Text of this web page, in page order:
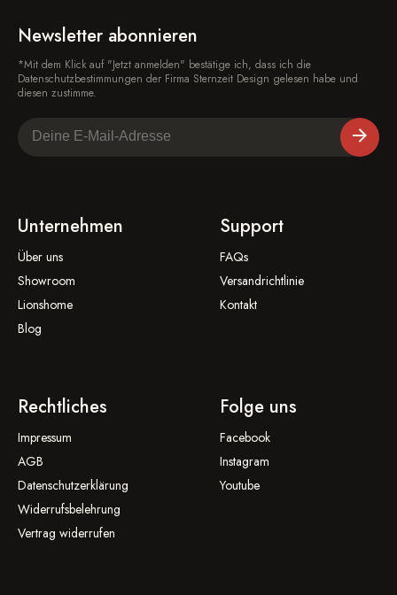
Newsletter abonnieren
*Mit dem Klick auf "Jetzt anmelden" bestätige ich, dass ich die
Datenschutzbestimmungen der Firma Sternzeit Design gelesen habe und
diesen zustimme.
Unternehmen
Über uns
Showroom
Lionshome
Blog
Support
FAQs
Versandrichtlinie
Kontakt
Rechtliches
Impressum
AGB
Datenschutzerklärung
Widerrufsbelehrung
Vertrag widerrufen
Folge uns
Facebook
Instagram
Youtube